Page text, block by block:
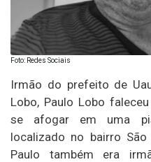
Foto: Redes Sociais
Irmão do prefeito de
Lobo, Paulo Lobo
se afogar em uma
localizado no bairro
Paulo também era